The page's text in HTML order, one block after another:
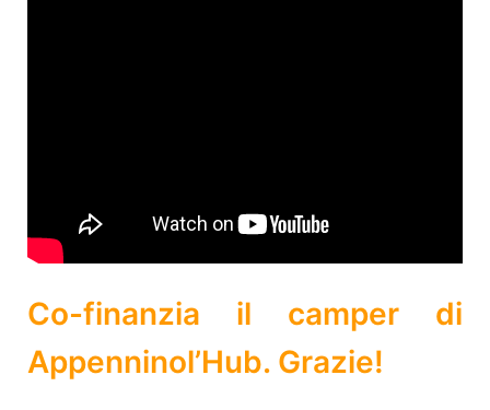
Co-finanzia il camper di
Appenninol’Hub. Grazie!